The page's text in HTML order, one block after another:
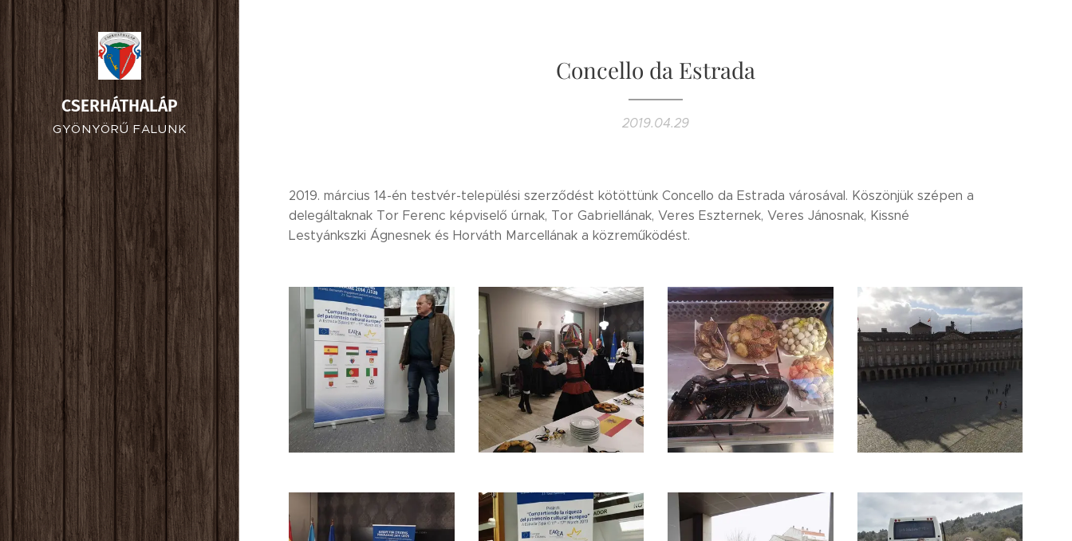
CSERHÁTHALÁP
GYÖNYÖRŰ FALUNK
Concello da Estrada
2019.04.29
2019. március 14-én testvér-települési szerződést kötöttünk Concello da Estrada városával. Köszönjük szépen a
delegáltaknak Tor Ferenc képviselő úrnak, Tor Gabriellának, Veres Eszternek, Veres Jánosnak, Kissné
Lestyánkszki Ágnesnek és Horváth Marcellának a közreműködést.